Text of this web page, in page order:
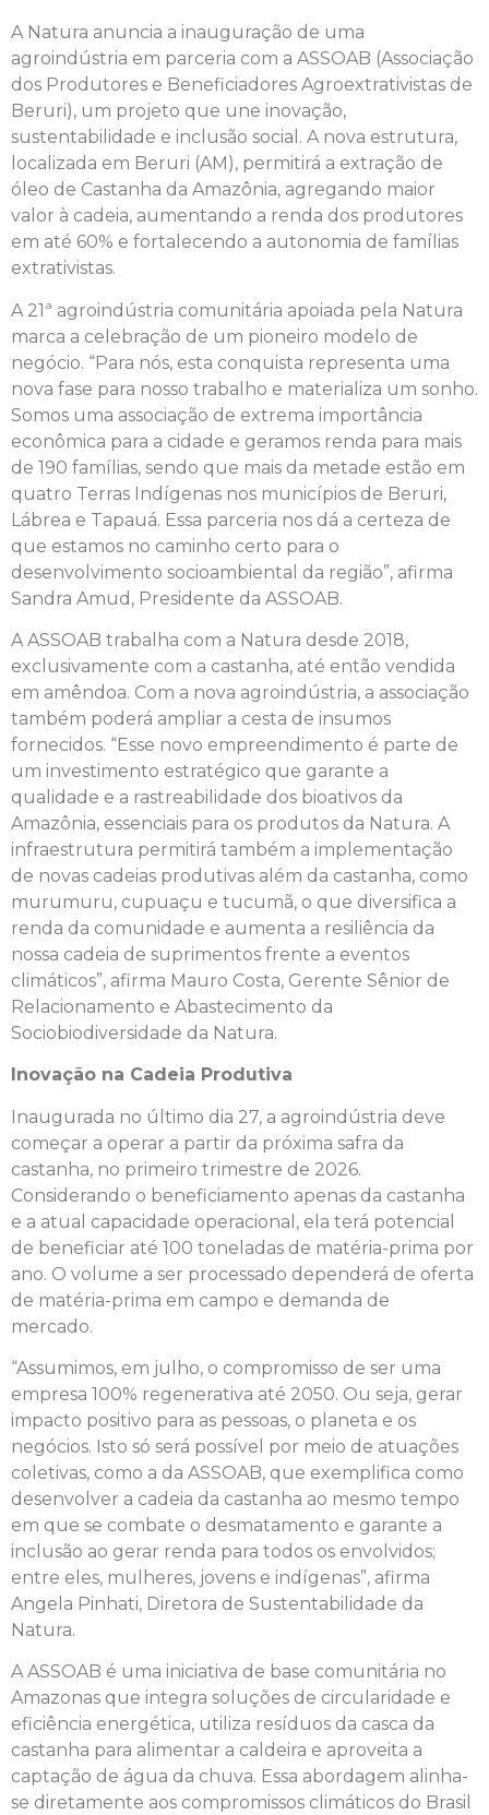
A Natura anuncia a inauguração de uma
agroindústria em parceria com a ASSOAB (Associação
dos Produtores e Beneficiadores Agroextrativistas de
Beruri), um projeto que une inovação,
sustentabilidade e inclusão social. A nova estrutura,
localizada em Beruri (AM), permitirá a extração de
óleo de Castanha da Amazônia, agregando maior
valor à cadeia, aumentando a renda dos produtores
em até 60% e fortalecendo a autonomia de famílias
extrativistas.
A 21ª agroindústria comunitária apoiada pela Natura
marca a celebração de um pioneiro modelo de
negócio. “Para nós, esta conquista representa uma
nova fase para nosso trabalho e materializa um sonho.
Somos uma associação de extrema importância
econômica para a cidade e geramos renda para mais
de 190 famílias, sendo que mais da metade estão em
quatro Terras Indígenas nos municípios de Beruri,
Lábrea e Tapauá. Essa parceria nos dá a certeza de
que estamos no caminho certo para o
desenvolvimento socioambiental da região”, afirma
Sandra Amud, Presidente da ASSOAB.
A ASSOAB trabalha com a Natura desde 2018,
exclusivamente com a castanha, até então vendida
em amêndoa. Com a nova agroindústria, a associação
também poderá ampliar a cesta de insumos
fornecidos. “Esse novo empreendimento é parte de
um investimento estratégico que garante a
qualidade e a rastreabilidade dos bioativos da
Amazônia, essenciais para os produtos da Natura. A
infraestrutura permitirá também a implementação
de novas cadeias produtivas além da castanha, como
murumuru, cupuaçu e tucumã, o que diversifica a
renda da comunidade e aumenta a resiliência da
nossa cadeia de suprimentos frente a eventos
climáticos”, afirma Mauro Costa, Gerente Sênior de
Relacionamento e Abastecimento da
Sociobiodiversidade da Natura.
Inovação na Cadeia Produtiva
Inaugurada no último dia 27, a agroindústria deve
começar a operar a partir da próxima safra da
castanha, no primeiro trimestre de 2026.
Considerando o beneficiamento apenas da castanha
e a atual capacidade operacional, ela terá potencial
de beneficiar até 100 toneladas de matéria-prima por
ano. O volume a ser processado dependerá de oferta
de matéria-prima em campo e demanda de
mercado.
“Assumimos, em julho, o compromisso de ser uma
empresa 100% regenerativa até 2050. Ou seja, gerar
impacto positivo para as pessoas, o planeta e os
negócios. Isto só será possível por meio de atuações
coletivas, como a da ASSOAB, que exemplifica como
desenvolver a cadeia da castanha ao mesmo tempo
em que se combate o desmatamento e garante a
inclusão ao gerar renda para todos os envolvidos;
entre eles, mulheres, jovens e indígenas”, afirma
Angela Pinhati, Diretora de Sustentabilidade da
Natura.
A ASSOAB é uma iniciativa de base comunitária no
Amazonas que integra soluções de circularidade e
eficiência energética, utiliza resíduos da casca da
castanha para alimentar a caldeira e aproveita a
captação de água da chuva. Essa abordagem alinha-
se diretamente aos compromissos climáticos do Brasil